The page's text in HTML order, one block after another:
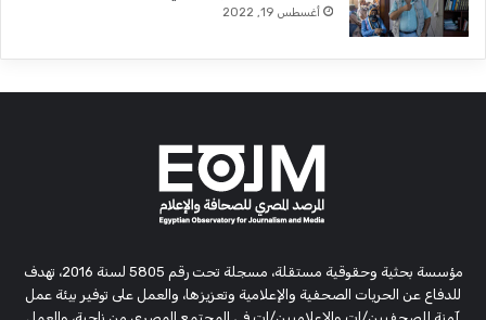
أغسطس 19, 2022
مؤسسة بحثية وحقوقية مستقلة، مسجلة تحت رقم 5805 لسنة 2016، تهدف
للدفاع عن الحريات الصحفية والإعلامية وتعزيزها، والعمل على توفير بيئة عمل